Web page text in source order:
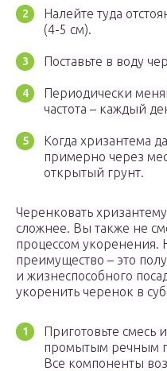
Налейте туда
(4-5 см).
Поставьте в воду
Периодически
частота – каждый
Когда хризантема
примерно через
открытый грунт.
Черенковать
сложнее. Вы также не
процессом укоренения.
преимущество – это
и жизнеспособного
укоренить черенок в
Приготовьте смесь
промытым речным
Все компоненты